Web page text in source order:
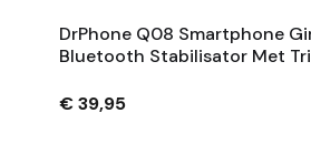
DrPhone Q08 Smartphone
Bluetooth Stabilisator Met
€ 39,95